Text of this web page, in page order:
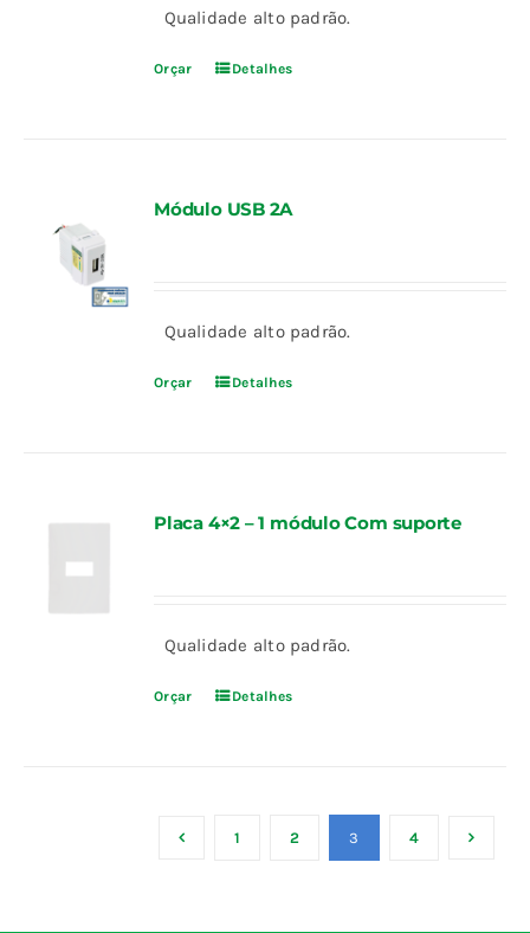
Qualidade alto padrão.
Orçar Detalhes
Módulo USB 2A
Qualidade alto padrão.
Orçar Detalhes
Placa 4×2 – 1 módulo Com suporte
Qualidade alto padrão.
Orçar Detalhes
1 2 3 4